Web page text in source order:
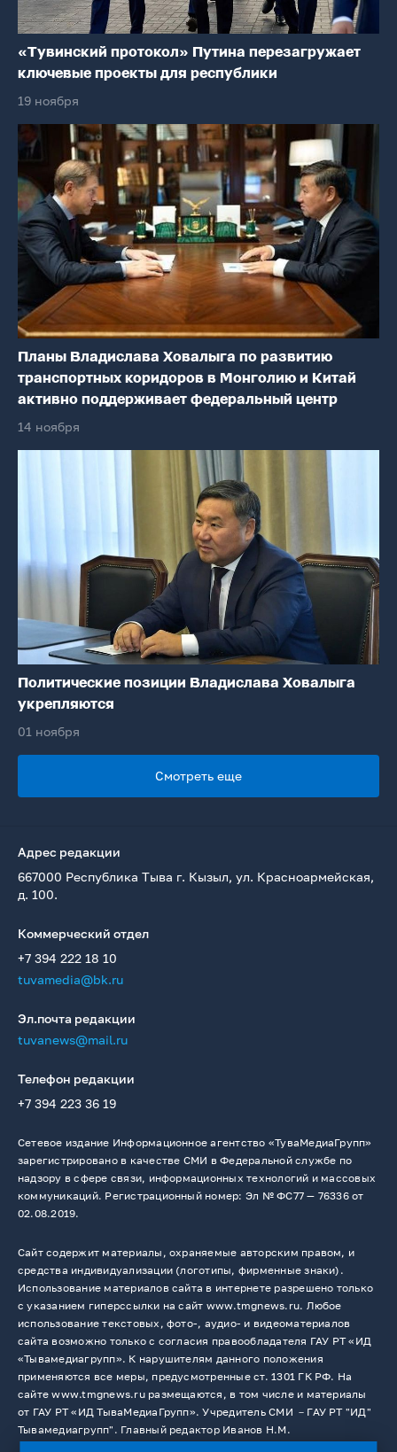
«Тувинский протокол» Путина перезагружает
ключевые проекты для республики
19 ноября
Планы Владислава Ховалыга по развитию
транспортных коридоров в Монголию и Китай
активно поддерживает федеральный центр
14 ноября
Политические позиции Владислава Ховалыга
укрепляются
01 ноября
Смотреть еще
Адрес редакции
667000 Республика Тыва г. Кызыл, ул. Красноармейская,
д. 100.
Коммерческий отдел
+7 394 222 18 10
tuvamedia@bk.ru
Эл.почта редакции
tuvanews@mail.ru
Телефон редакции
+7 394 223 36 19
Сетевое издание Информационное агентство «ТуваМедиаГрупп»
зарегистрировано в качестве СМИ в Федеральной службе по
надзору в сфере связи, информационных технологий и массовых
коммуникаций. Регистрационный номер: Эл № ФС77 — 76336 от
02.08.2019.
Сайт содержит материалы, охраняемые авторским правом, и
средства индивидуализации (логотипы, фирменные знаки).
Использование материалов сайта в интернете разрешено только
с указанием гиперссылки на сайт www.tmgnews.ru. Любое
использование текстовых, фото-, аудио- и видеоматериалов
сайта возможно только с согласия правообладателя ГАУ РТ «ИД
«Тывамедиагрупп». К нарушителям данного положения
применяются все меры, предусмотренные ст. 1301 ГК РФ. На
сайте www.tmgnews.ru размещаются, в том числе и материалы
от ГАУ РТ «ИД ТываМедиаГрупп». Учредитель СМИ －ГАУ РТ "ИД"
Тывамедиагрупп". Главный редактор Иванов Н.М.